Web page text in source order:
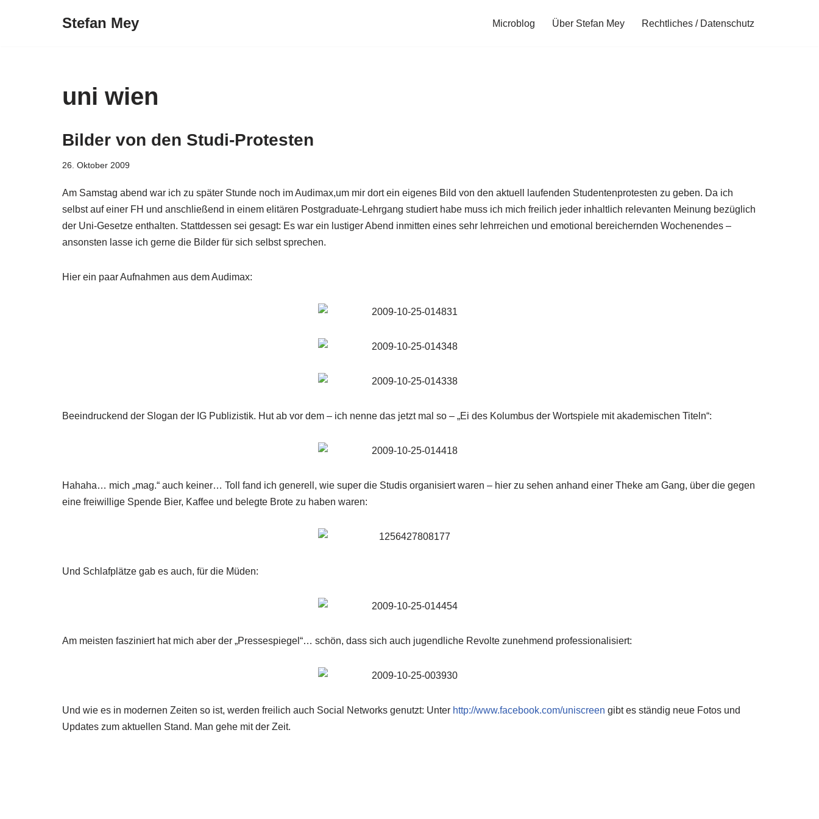
Stefan Mey Microblog Über Stefan Mey Rechtliches / Datenschutz
uni wien
Bilder von den Studi-Protesten
26. Oktober 2009
Am Samstag abend war ich zu später Stunde noch im Audimax,um mir dort ein eigenes Bild von den aktuell laufenden Studentenprotesten zu geben. Da ich
selbst auf einer FH und anschließend in einem elitären Postgraduate-Lehrgang studiert habe muss ich mich freilich jeder inhaltlich relevanten Meinung bezüglich
der Uni-Gesetze enthalten. Stattdessen sei gesagt: Es war ein lustiger Abend inmitten eines sehr lehrreichen und emotional bereichernden Wochenendes –
ansonsten lasse ich gerne die Bilder für sich selbst sprechen.
Hier ein paar Aufnahmen aus dem Audimax:
Beeindruckend der Slogan der IG Publizistik. Hut ab vor dem – ich nenne das jetzt mal so – „Ei des Kolumbus der Wortspiele mit akademischen Titeln“:
Hahaha… mich „mag.“ auch keiner… Toll fand ich generell, wie super die Studis organisiert waren – hier zu sehen anhand einer Theke am Gang, über die gegen
eine freiwillige Spende Bier, Kaffee und belegte Brote zu haben waren:
Und Schlafplätze gab es auch, für die Müden:
Am meisten fasziniert hat mich aber der „Pressespiegel“… schön, dass sich auch jugendliche Revolte zunehmend professionalisiert:
Und wie es in modernen Zeiten so ist, werden freilich auch Social Networks genutzt: Unter http://www.facebook.com/uniscreen gibt es ständig neue Fotos und
Updates zum aktuellen Stand. Man gehe mit der Zeit.